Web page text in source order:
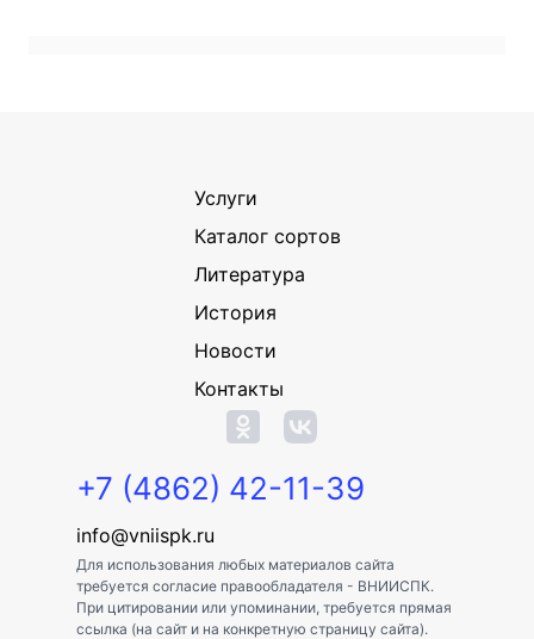
Услуги
Каталог сортов
Литература
История
Новости
Контакты
+7 (4862) 42-11-39
info@vniispk.ru
Для использования любых материалов сайта
требуется согласие правообладателя - ВНИИСПК.
При цитировании или упоминании, требуется прямая
ссылка (на сайт и на конкретную страницу сайта).